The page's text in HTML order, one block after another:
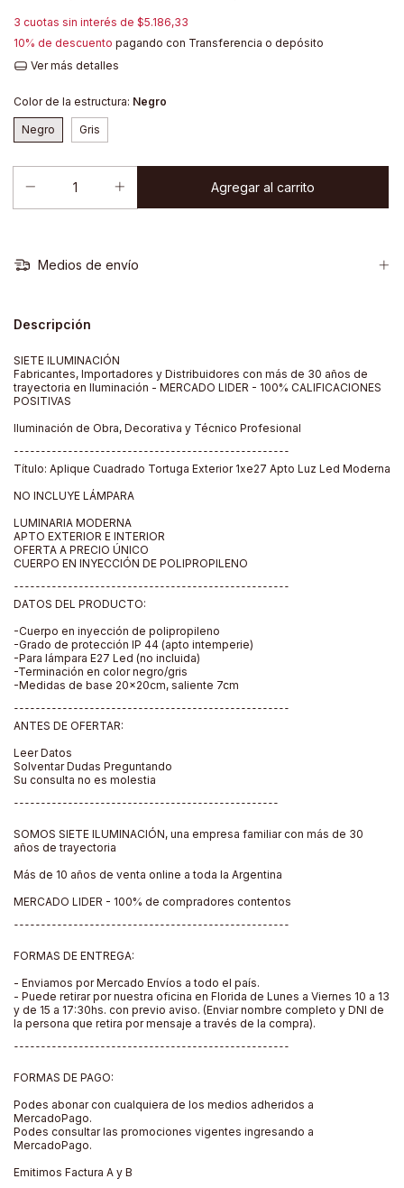
3 cuotas sin interés de $5.186,33
10% de descuento pagando con Transferencia o depósito
Ver más detalles
Color de la estructura: Negro
Negro Gris
Medios de envío
Descripción
SIETE ILUMINACIÓN
Fabricantes, Importadores y Distribuidores con más de 30 años de
trayectoria en Iluminación - MERCADO LIDER - 100% CALIFICACIONES
POSITIVAS
Iluminación de Obra, Decorativa y Técnico Profesional
¯¯¯¯¯¯¯¯¯¯¯¯¯¯¯¯¯¯¯¯¯¯¯¯¯¯¯¯¯¯¯¯¯¯¯¯¯¯¯¯¯¯¯¯¯¯¯¯¯¯¯
Título: Aplique Cuadrado Tortuga Exterior 1xe27 Apto Luz Led Moderna
NO INCLUYE LÁMPARA
LUMINARIA MODERNA
APTO EXTERIOR E INTERIOR
OFERTA A PRECIO ÚNICO
CUERPO EN INYECCIÓN DE POLIPROPILENO
¯¯¯¯¯¯¯¯¯¯¯¯¯¯¯¯¯¯¯¯¯¯¯¯¯¯¯¯¯¯¯¯¯¯¯¯¯¯¯¯¯¯¯¯¯¯¯¯¯¯¯
DATOS DEL PRODUCTO:
-Cuerpo en inyección de polipropileno
-Grado de protección IP 44 (apto intemperie)
-Para lámpara E27 Led (no incluida)
-Terminación en color negro/gris
-Medidas de base 20x20cm, saliente 7cm
¯¯¯¯¯¯¯¯¯¯¯¯¯¯¯¯¯¯¯¯¯¯¯¯¯¯¯¯¯¯¯¯¯¯¯¯¯¯¯¯¯¯¯¯¯¯¯¯¯¯¯
ANTES DE OFERTAR:
Leer Datos
Solventar Dudas Preguntando
Su consulta no es molestia
¯¯¯¯¯¯¯¯¯¯¯¯¯¯¯¯¯¯¯¯¯¯¯¯¯¯¯¯¯¯¯¯¯¯¯¯¯¯¯¯¯¯¯¯¯¯¯¯¯
SOMOS SIETE ILUMINACIÓN, una empresa familiar con más de 30
años de trayectoria
Más de 10 años de venta online a toda la Argentina
MERCADO LIDER - 100% de compradores contentos
¯¯¯¯¯¯¯¯¯¯¯¯¯¯¯¯¯¯¯¯¯¯¯¯¯¯¯¯¯¯¯¯¯¯¯¯¯¯¯¯¯¯¯¯¯¯¯¯¯¯¯
FORMAS DE ENTREGA:
- Enviamos por Mercado Envíos a todo el país.
- Puede retirar por nuestra oficina en Florida de Lunes a Viernes 10 a 13
y de 15 a 17:30hs. con previo aviso. (Enviar nombre completo y DNI de
la persona que retira por mensaje a través de la compra).
¯¯¯¯¯¯¯¯¯¯¯¯¯¯¯¯¯¯¯¯¯¯¯¯¯¯¯¯¯¯¯¯¯¯¯¯¯¯¯¯¯¯¯¯¯¯¯¯¯¯¯
FORMAS DE PAGO:
Podes abonar con cualquiera de los medios adheridos a
MercadoPago.
Podes consultar las promociones vigentes ingresando a
MercadoPago.
Emitimos Factura A y B